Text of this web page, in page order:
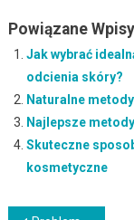
Powiązane
Jak wybrać
odcienia skóry?
Naturalne
Najlepsze
Skuteczne
kosmetyczne